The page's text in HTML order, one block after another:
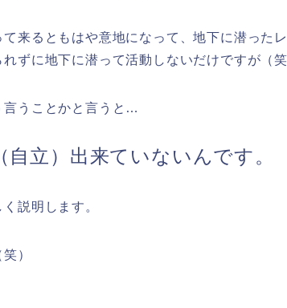
て来るともはや意地になって、地下に潜った
れずに地下に潜って活動しないだけですが（笑
言うことかと言うと…
自立）出来ていないんです。
説明します。
）